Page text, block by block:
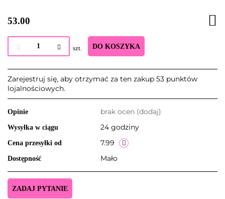
53.00
szt. DO KOSZYKA
Zarejestruj się, aby otrzymać za ten zakup 53 punktów
lojalnościowych.
Opinie brak ocen (dodaj)
Wysyłka w ciągu 24 godziny
Cena przesyłki od 7.99
Dostępność Mało
ZADAJ PYTANIE